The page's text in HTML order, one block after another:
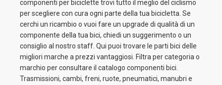
componenti per biciclette trovi tutto il meglio del ciclismo
per scegliere con cura ogni parte della tua bicicletta. Se
cerchi un ricambio o vuoi fare un upgrade di qualità di un
componente della tua bici, chiedi un suggerimento o un
consiglio al nostro staff. Qui puoi trovare le parti bici delle
migliori marche a prezzi vantaggiosi. Filtra per categoria o
marchio per consultare il catalogo componenti bici.
Trasmissioni, cambi, freni, ruote, pneumatici, manubri e